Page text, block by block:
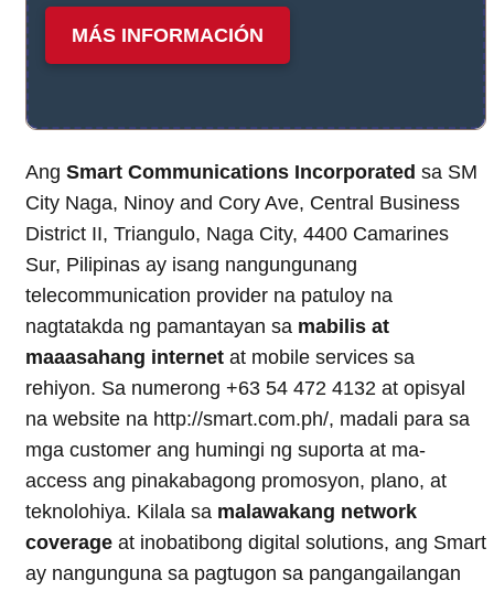
MÁS INFORMACIÓN
Ang Smart Communications Incorporated sa SM
City Naga, Ninoy and Cory Ave, Central Business
District II, Triangulo, Naga City, 4400 Camarines
Sur, Pilipinas ay isang nangungunang
telecommunication provider na patuloy na
nagtatakda ng pamantayan sa mabilis at
maaasahang internet at mobile services sa
rehiyon. Sa numerong +63 54 472 4132 at opisyal
na website na http://smart.com.ph/, madali para sa
mga customer ang humingi ng suporta at ma-
access ang pinakabagong promosyon, plano, at
teknolohiya. Kilala sa malawakang network
coverage at inobatibong digital solutions, ang Smart
ay nangunguna sa pagtugon sa pangangailangan